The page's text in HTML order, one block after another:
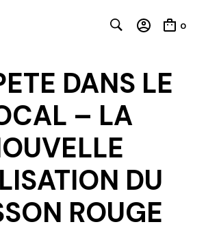
0
DANS LE
– LA
DU
ROUGE